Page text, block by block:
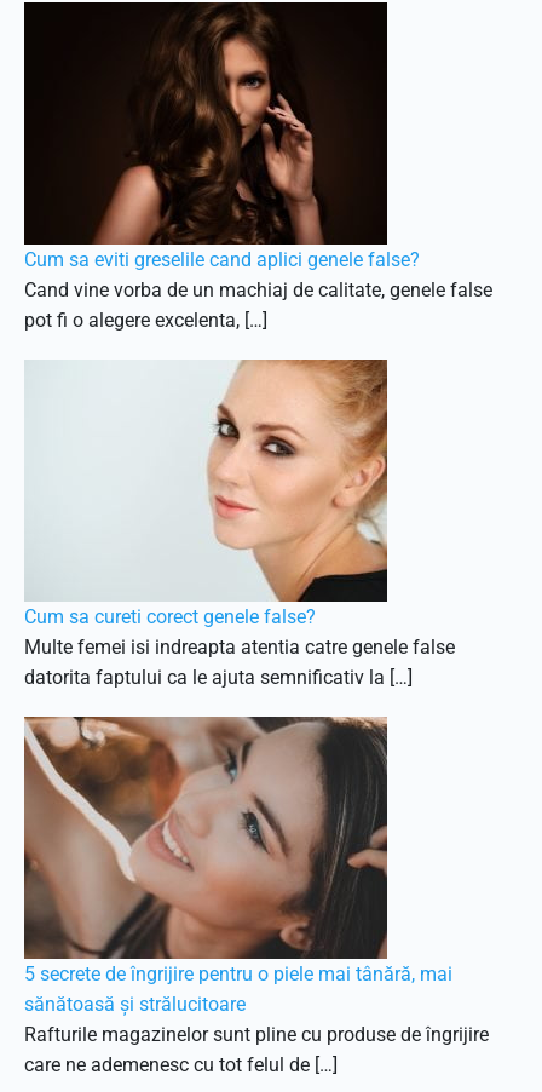
Cum sa eviti greselile cand aplici genele false?
Cand vine vorba de un machiaj de calitate, genele false
pot fi o alegere excelenta, […]
Cum sa cureti corect genele false?
Multe femei isi indreapta atentia catre genele false
datorita faptului ca le ajuta semnificativ la […]
5 secrete de îngrijire pentru o piele mai tânără, mai
sănătoasă și strălucitoare
Rafturile magazinelor sunt pline cu produse de îngrijire
care ne ademenesc cu tot felul de […]